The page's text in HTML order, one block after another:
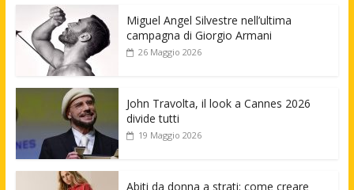
Miguel Angel Silvestre nell’ultima
campagna di Giorgio Armani
26 Maggio 2026
John Travolta, il look a Cannes 2026
divide tutti
19 Maggio 2026
Abiti da donna a strati: come creare